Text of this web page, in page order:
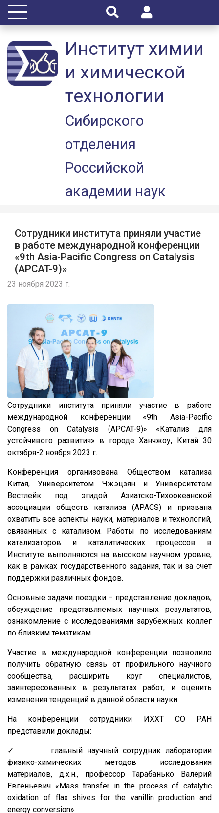
Институт химии
и химической
технологии
Сибирского
отделения
Российской
академии наук
Сотрудники института приняли участие
в работе международной конференции
«9th Asia-Pacific Congress on Catalysis
(APCAT-9)»
23 ноября 2023 г.
Сотрудники института приняли участие в работе
международной конференции «9th Asia-Pacific
Congress on Catalysis (APCAT-9)» «Катализ для
устойчивого развития» в городе Ханчжоу, Китай 30
октября-2 ноября 2023 г.
Конференция организована Обществом катализа
Китая, Университетом Чжэцзян и Университетом
Вестлейк под эгидой Азиатско-Тихоокеанской
ассоциации обществ катализа (APACS) и призвана
охватить все аспекты науки, материалов и технологий,
связанных с катализом. Работы по исследованиям
катализаторов и каталитических процессов в
Институте выполняются на высоком научном уровне,
как в рамках государственного задания, так и за счет
поддержки различных фондов.
Основные задачи поездки – представление докладов,
обсуждение представляемых научных результатов,
ознакомление с исследованиями зарубежных коллег
по близким тематикам.
Участие в международной конференции позволило
получить обратную связь от профильного научного
сообщества, расширить круг специалистов,
заинтересованных в результатах работ, и оценить
изменения тенденций в данной области науки.
На конференции сотрудники ИХХТ СО РАН
представили доклады:
✓ главный научный сотрудник лаборатории
физико-химических методов исследования
материалов, д.х.н., профессор Тарабанько Валерий
Евгеньевич «Mass transfer in the process of catalytic
oxidation of flax shives for the vanillin production and
energy conversion».